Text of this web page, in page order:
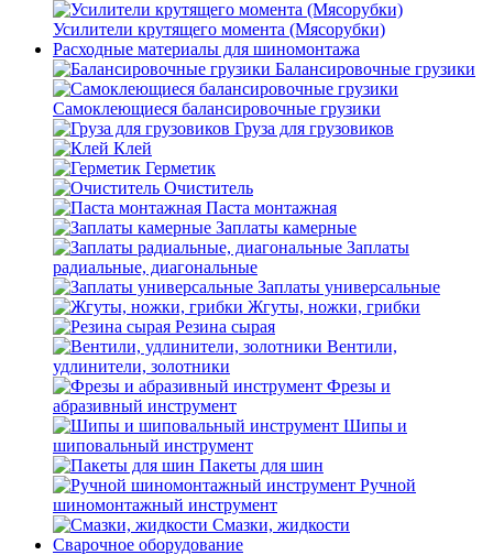
Усилители крутящего момента (Мясорубки)
Расходные материалы для шиномонтажа
Балансировочные грузики
Самоклеющиеся балансировочные грузики
Груза для грузовиков
Клей
Герметик
Очиститель
Паста монтажная
Заплаты камерные
Заплаты
радиальные, диагональные
Заплаты универсальные
Жгуты, ножки, грибки
Резина сырая
Вентили,
удлинители, золотники
Фрезы и
абразивный инструмент
Шипы и
шиповальный инструмент
Пакеты для шин
Ручной
шиномонтажный инструмент
Смазки, жидкости
Сварочное оборудование